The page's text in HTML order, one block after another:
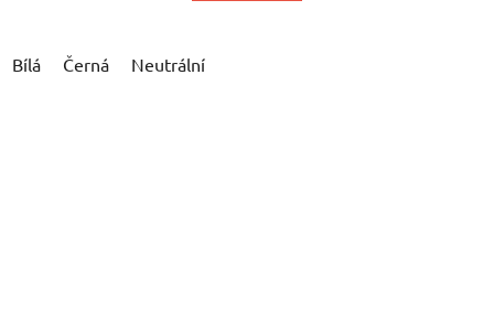
Bílá Černá Neutrální